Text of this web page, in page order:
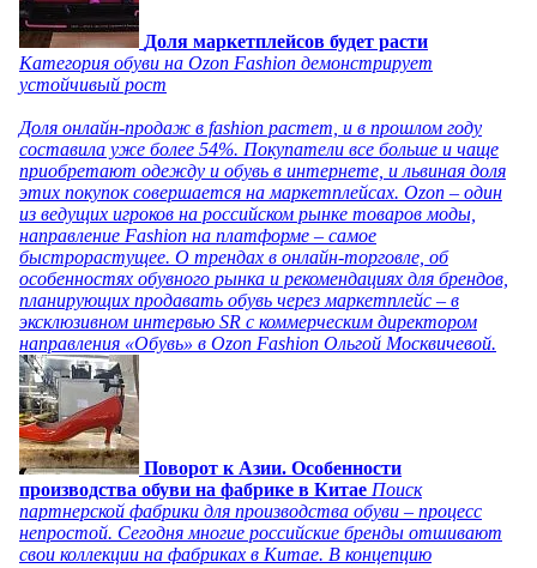
Доля маркетплейсов будет расти
Категория обуви на Ozon Fashion демонстрирует
устойчивый рост
Доля онлайн-продаж в fashion растет, и в прошлом году
составила уже более 54%. Покупатели все больше и чаще
приобретают одежду и обувь в интернете, и львиная доля
этих покупок совершается на маркетплейсах. Ozon – один
из ведущих игроков на российском рынке товаров моды,
направление Fashion на платформе – самое
быстрорастущее. О трендах в онлайн-торговле, об
особенностях обувного рынка и рекомендациях для брендов,
планирующих продавать обувь через маркетплейс – в
эксклюзивном интервью SR с коммерческим директором
направления «Обувь» в Ozon Fashion Ольгой Москвичевой.
Поворот к Азии. Особенности
производства обуви на фабрике в Китае Поиск
партнерской фабрики для производства обуви – процесс
непростой. Сегодня многие российские бренды отшивают
свои коллекции на фабриках в Китае. В концепцию